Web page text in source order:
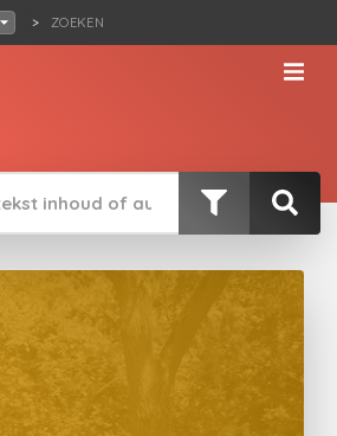
ZOEKEN